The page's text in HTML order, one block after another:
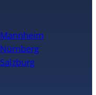
Mannheim
Nürnberg
Salzburg